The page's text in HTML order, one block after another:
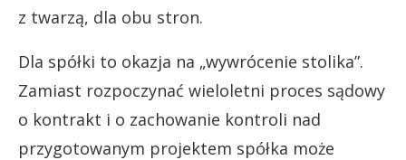
z twarzą, dla obu stron.
Dla spółki to okazja na „wywrócenie stolika”.
Zamiast rozpoczynać wieloletni proces sądowy
o kontrakt i o zachowanie kontroli nad
przygotowanym projektem spółka może